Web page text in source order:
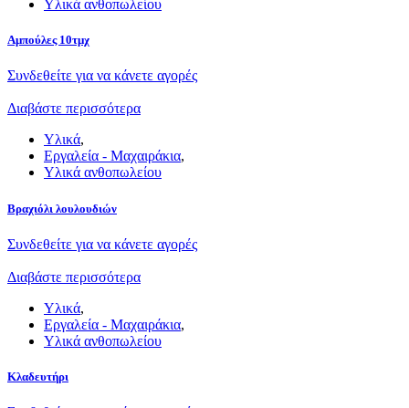
Υλικά ανθοπωλείου
Αμπούλες 10τμχ
Συνδεθείτε για να κάνετε αγορές
Διαβάστε περισσότερα
Υλικά,
Εργαλεία - Μαχαιράκια,
Υλικά ανθοπωλείου
Βραχιόλι λουλουδιών
Συνδεθείτε για να κάνετε αγορές
Διαβάστε περισσότερα
Υλικά,
Εργαλεία - Μαχαιράκια,
Υλικά ανθοπωλείου
Κλαδευτήρι